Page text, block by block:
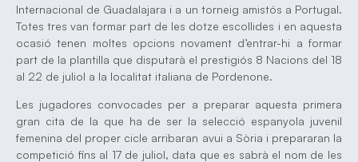
Internacional de Guadalajara i a un torneig amistós a Portugal.
Totes tres van formar part de les dotze escollides i en aquesta
ocasió tenen moltes opcions novament d’entrar-hi a formar
part de la plantilla que disputarà el prestigiós 8 Nacions del 18
al 22 de juliol a la localitat italiana de Pordenone.
Les jugadores convocades per a preparar aquesta primera
gran cita de la que ha de ser la selecció espanyola juvenil
femenina del proper cicle arribaran avui a Sòria i prepararan la
competició fins al 17 de juliol, data que es sabrà el nom de les